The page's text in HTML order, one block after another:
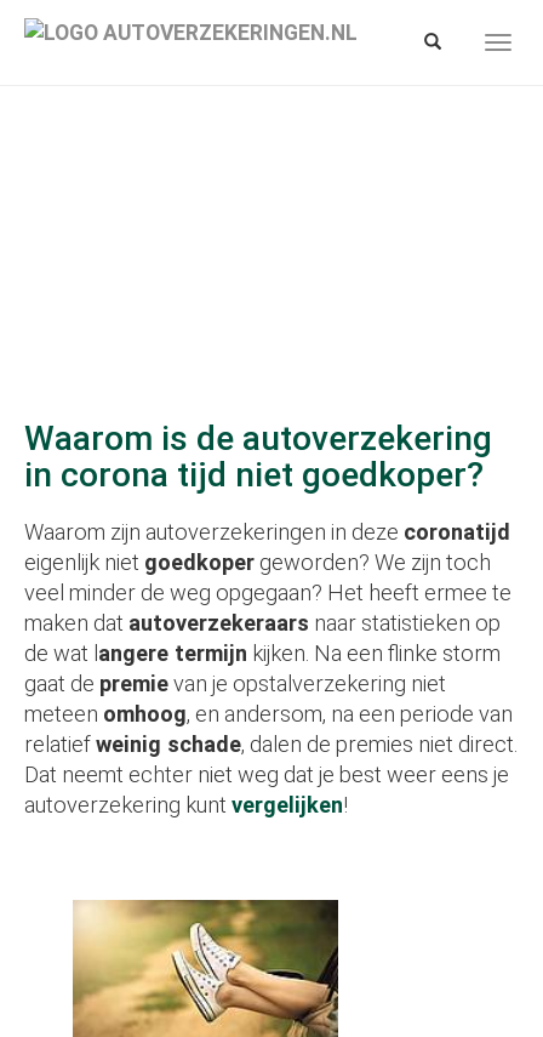
naar
Toon/verberg
Waarom is de autoverzekering
in corona tijd niet goedkoper?
Waarom zijn autoverzekeringen in deze coronatijd
eigenlijk niet goedkoper geworden? We zijn toch
veel minder de weg opgegaan? Het heeft ermee te
maken dat autoverzekeraars naar statistieken op
de wat langere termijn kijken. Na een flinke storm
gaat de premievan je opstalverzekering niet
meteen omhoog, en andersom, na een periode van
relatiefweinig schade, dalen de premies niet direct.
Dat neemt echter niet weg dat je best weer eens je
autoverzekering kunt vergelijken!